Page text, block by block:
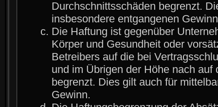
Durchschnittsschäden begrenzt.
insbesondere entgangenen
Die Haftung ist gegenüber
Körper und Gesundheit oder
Betreibers auf die bei
und im Übrigen der Höhe nach
begrenzt. Dies gilt auch für
Gewinn.